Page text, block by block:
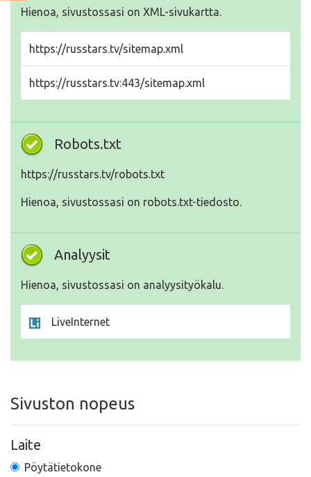
Hienoa, sivustossasi on XML-sivukartta.
https://russtars.tv/sitemap.xml
https://russtars.tv:443/sitemap.xml
Robots.txt
https://russtars.tv/robots.txt
Hienoa, sivustossasi on robots.txt-tiedosto.
Analyysit
Hienoa, sivustossasi on analyysityökalu.
LiveInternet
Sivuston nopeus
Laite
Pöytätietokone